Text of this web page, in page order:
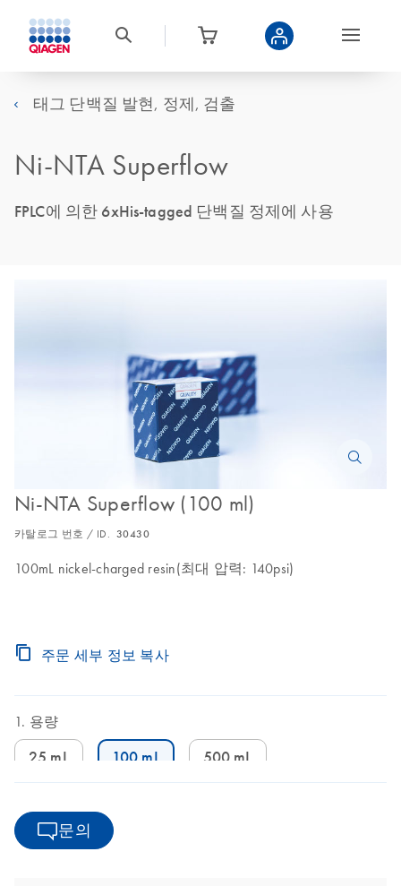
태그 단백질 발현, 정제, 검출
Ni-NTA Superflow
FPLC에 의한 6xHis-tagged 단백질 정제에 사용
Ni-NTA Superflow (100 ml)
카탈로그 번호 / ID. 30430
100mL nickel-charged resin(최대 압력: 140psi)
주문 세부 정보 복사
용량
25 mL 100 mL 500 mL
문의